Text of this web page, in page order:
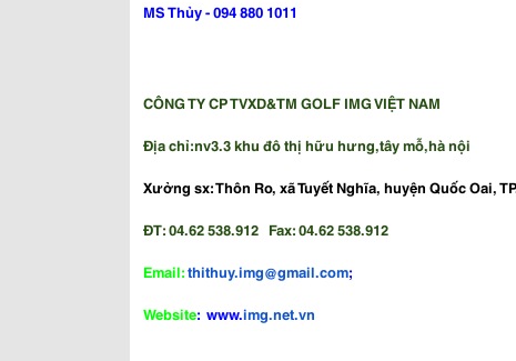
MS Thủy - 094 880 1011
CÔNG TY CP TVXD&TM GOLF IMG VIỆT NAM
Địa chỉ:nv3.3 khu đô thị hữu hưng,tây mỗ,hà nội
Xưởng sx: Thôn Ro, xã Tuyết Nghĩa, huyện Quốc Oai,
ĐT: 04.62 538.912 Fax:04.62 538.912
Email:thithuy.img@gmail.com;
Website: www.img.net.vn